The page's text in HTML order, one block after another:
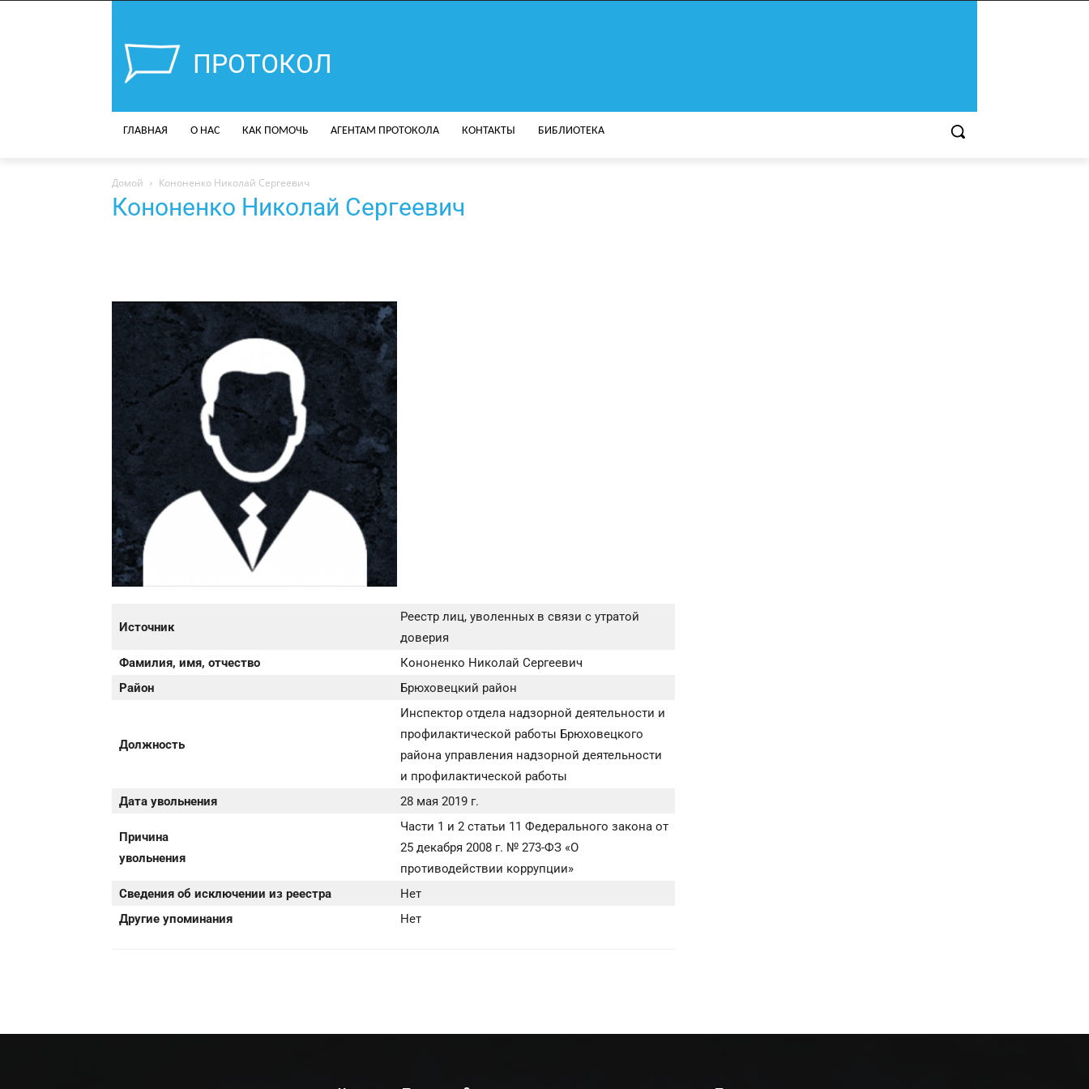
ПРОТОКОЛ
ГЛАВНАЯ О НАС КАК ПОМОЧЬ АГЕНТАМ ПРОТОКОЛА КОНТАКТЫ БИБЛИОТЕКА
Домой Кононенко Николай Сергеевич
Кононенко Николай Сергеевич
Источник
Реестр лиц, уволенных в связи с утратой
доверия
Фамилия, имя, отчество
Кононенко Николай Сергеевич
Район
Брюховецкий район
Должность
Инспектор отдела надзорной деятельности и
профилактической работы Брюховецкого
района управления надзорной деятельности
и профилактической работы
Дата увольнения
28 мая 2019 г.
Причина
увольнения
Части 1 и 2 статьи 11 Федерального закона от
25 декабря 2008 г. № 273-ФЗ «О
противодействии коррупции»
Сведения об исключении из реестра
Нет
Другие упоминания
Нет